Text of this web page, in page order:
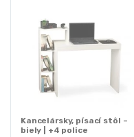
Kancelársky, písací stôl –
biely | +4 police